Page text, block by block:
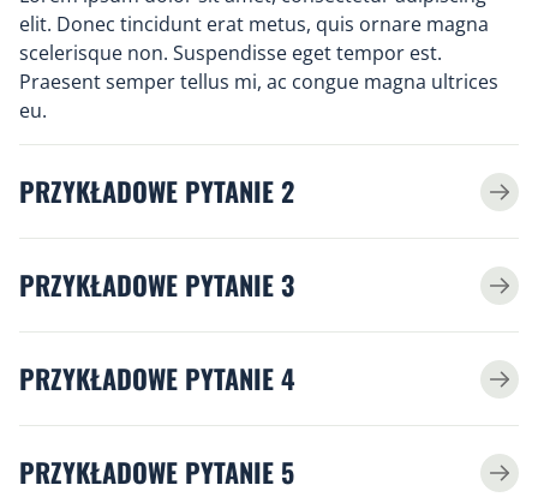
elit. Donec tincidunt erat metus, quis ornare magna
scelerisque non. Suspendisse eget tempor est.
Praesent semper tellus mi, ac congue magna ultrices
eu.
PRZYKŁADOWE PYTANIE 2
PRZYKŁADOWE PYTANIE 3
PRZYKŁADOWE PYTANIE 4
PRZYKŁADOWE PYTANIE 5